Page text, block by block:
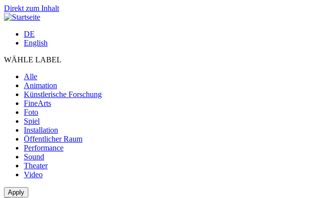
Direkt zum Inhalt
DE
English
WÄHLE LABEL
Alle
Animation
Künstlerische Forschung
FineArts
Foto
Spiel
Installation
Öffentlicher Raum
Performance
Sound
Theater
Video